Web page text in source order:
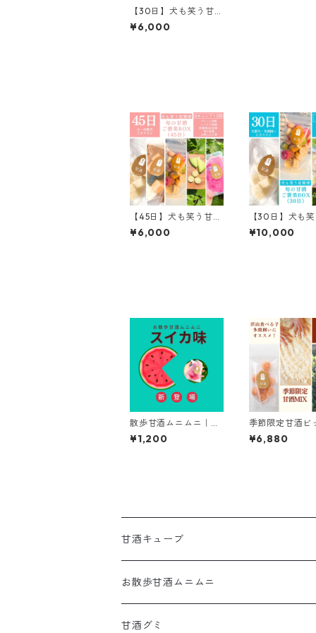
【30日】犬も笑う甘
酒 定期便｜旬の甘酒お
楽しみBOX（小・中型
¥6,000
【45日】犬も笑う甘酒
定期便｜旬の甘酒お楽
しみBOX（小・中型犬
¥6,000
【30日】犬も
期便｜旬の甘酒
BOX（大型犬・
¥10,000
散歩甘酒ムニムニ｜ス
イカ｜お散歩・アウト
ドアの水分補給に
¥1,200
季節限定甘酒ビ
(中身は季節に
化)【72キュー
¥6,880
甘酒キューブ
季節限定
レギュラー
お散歩甘酒ムニムニ
甘酒グミ